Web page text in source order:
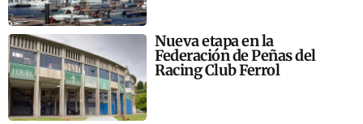
Nueva etapa en la
Federación de Peñas del
Racing Club Ferrol